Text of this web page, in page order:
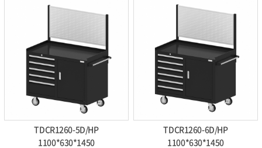
TDCR1260-5D/HP
1100*630*1450
TDCR1260-6D/HP
1100*630*1450